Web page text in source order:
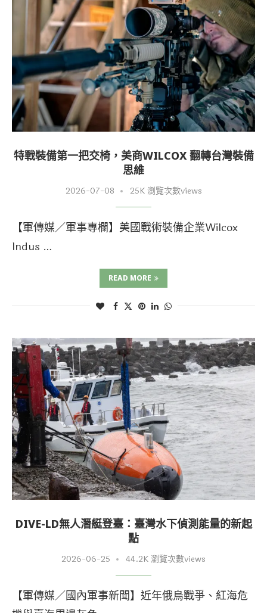
特戰裝備第一把交椅，美商WILCOX 翻轉台灣裝備
思維
2026-07-08 25K 瀏覽次數views
【軍傳媒／軍事專欄】美國戰術裝備企業Wilcox
Indus …
READ MORE
DIVE-LD無人潛艇登臺：臺灣水下偵測能量的新起
點
2026-06-25 44.2K 瀏覽次數views
【軍傳媒／國內軍事新聞】近年俄烏戰爭、紅海危